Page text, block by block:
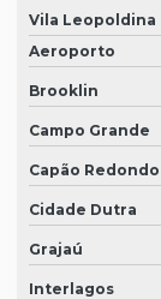
Roupas de
Vila Leopoldina
Aeroporto
Brooklin
Campo Grande
Capão Redondo
Cidade Dutra
Grajaú
Interlagos